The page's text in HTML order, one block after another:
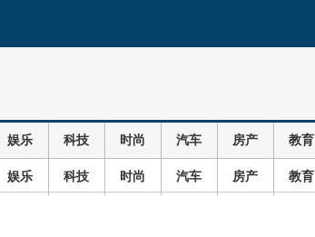
娱乐 科技 时尚 汽车 房产 教育
娱乐 科技 时尚 汽车 房产 教育